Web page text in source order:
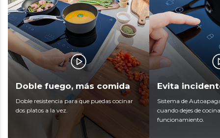
Doble fuego, más comida
Doble resistencia para que puedas cocinar
dos platos a la vez.
Evita
Sistema de
cuando dejes de
funcionamiento.